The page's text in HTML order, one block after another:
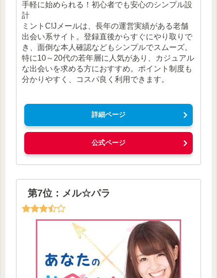
手軽に始められる！初心者でも安心のシンプル設
計
ミントC!Jメールは、長年の運営実績がある老舗
出会い系サイト。登録直後からすぐにやり取りで
き、面倒な本人確認などもシンプルでスムーズ。
特に10～20代の若年層に人気があり、カジュアル
な出会いを求める方におすすめ。ポイント制度も
分かりやすく、コスパ良く利用できます。
詳細ページ
公式ページ
第7位：メル☆パラ